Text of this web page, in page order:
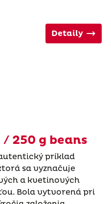
Detaily
250 g beans
príklad
sa vyznačuje
a kvetinových
Bola vytvorená pri